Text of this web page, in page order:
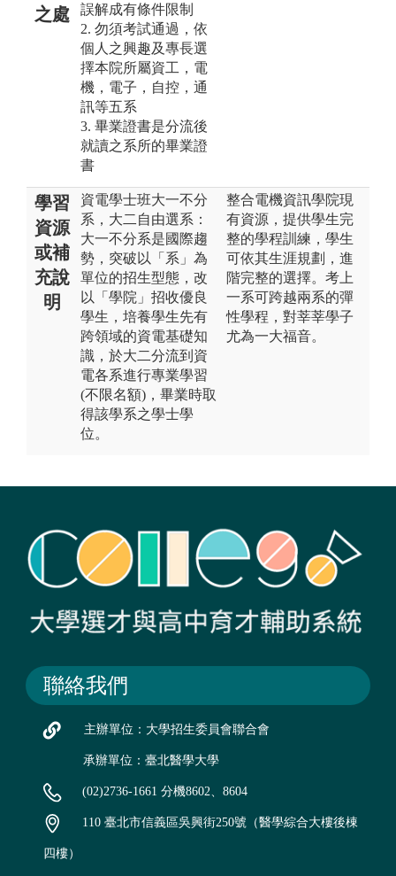
之處
誤解成有條件限制
2. 勿須考試通過，依
個人之興趣及專長選
擇本院所屬資工，電
機，電子，自控，通
訊等五系
3. 畢業證書是分流後
就讀之系所的畢業證
書
學習
資源
或補
充說
明
資電學士班大一不分
系，大二自由選系：
大一不分系是國際趨
勢，突破以「系」為
單位的招生型態，改
以「學院」招收優良
學生，培養學生先有
跨領域的資電基礎知
識，於大二分流到資
電各系進行專業學習
(不限名額)，畢業時取
得該學系之學士學
位。
整合電機資訊學院現
有資源，提供學生完
整的學程訓練，學生
可依其生涯規劃，進
階完整的選擇。考上
一系可跨越兩系的彈
性學程，對莘莘學子
尤為一大福音。
聯絡我們
主辦單位：大學招生委員會聯合會
承辦單位：臺北醫學大學
(02)2736-1661 分機8602、8604
110 臺北市信義區吳興街250號（醫學綜合大樓後棟
四樓）